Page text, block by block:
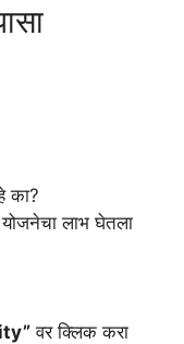
का?
लाभ घेतला
वर क्लिक करा